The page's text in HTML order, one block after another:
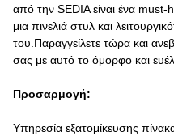
από την SEDIA είναι ένα must-
μια πινελιά στυλ και
του.Παραγγείλετε τώρα και
σας με αυτό το όμορφο και
Προσαρμογή:
Υπηρεσία εξατομίκευσης